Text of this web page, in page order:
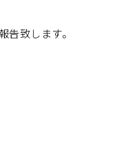
致します。